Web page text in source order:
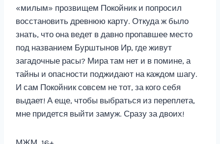
«милым» прозвищем Покойник и попросил
восстановить древнюю карту. Откуда ж было
знать, что она ведет в давно пропавшее место
под названием Бурштынов Ир, где живут
загадочные расы? Мира там нет и в помине, а
тайны и опасности поджидают на каждом шагу.
И сам Покойник совсем не тот, за кого себя
выдает! А еще, чтобы выбраться из переплета,
мне придется выйти замуж. Сразу за двоих!